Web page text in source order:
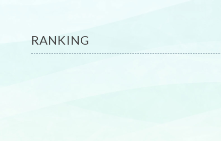
RANKING